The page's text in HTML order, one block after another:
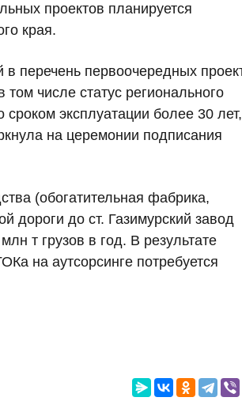
проектов планируется
края.
перечень первоочередных
числе статус регионального
эксплуатации более 30 лет,
на церемонии подписания
(обогатительная фабрика,
дороги до ст. Газимурский завод
т грузов в год. В результате
на аутсорсинге потребуется